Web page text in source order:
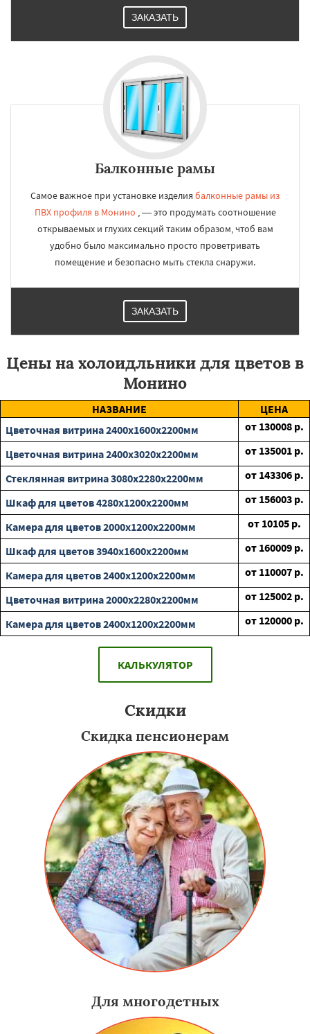
ЗАКАЗАТЬ
Балконные рамы
Самое важное при установке изделия балконные рамы из
ПВХ профиля в Монино , — это продумать соотношение
открываемых и глухих секций таким образом, чтоб вам
удобно было максимально просто проветривать
помещение и безопасно мыть стекла снаружи.
ЗАКАЗАТЬ
Цены на холоидльники для цветов в
Монино
НАЗВАНИЕ
ЦЕНА
Цветочная витрина 2400х1600х2200мм
от 130008 р.
Цветочная витрина 2400х3020х2200мм
от 135001 р.
Стеклянная витрина 3080х2280х2200мм
от 143306 р.
Шкаф для цветов 4280х1200х2200мм
от 156003 р.
Камера для цветов 2000х1200х2200мм
от 10105 р.
Шкаф для цветов 3940х1600х2200мм
от 160009 р.
Камера для цветов 2400х1200х2200мм
от 110007 р.
Цветочная витрина 2000х2280х2200мм
от 125002 р.
Камера для цветов 2400х1200х2200мм
от 120000 р.
КАЛЬКУЛЯТОР
Скидки
Скидка пенсионерам
Для многодетных